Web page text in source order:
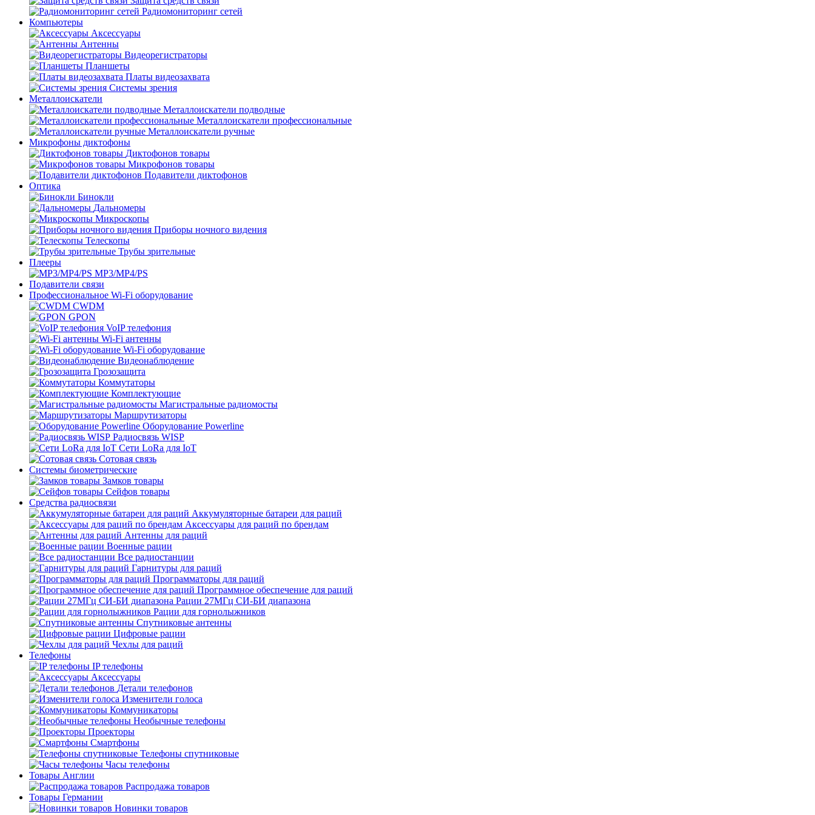
Радиомониторинг сетей
Компьютеры
Аксессуары
Антенны
Видеорегистраторы
Планшеты
Платы видеозахвата
Системы зрения
Металлоискатели
Металлоискатели подводные
Металлоискатели профессиональные
Металлоискатели ручные
Микрофоны диктофоны
Диктофонов товары
Микрофонов товары
Подавители диктофонов
Оптика
Бинокли
Дальномеры
Микроскопы
Приборы ночного видения
Телескопы
Трубы зрительные
Плееры
MP3/MP4/PS
Подавители связи
Профессиональное Wi-Fi оборудование
CWDM
GPON
VoIP телефония
Wi-Fi антенны
Wi-Fi оборудование
Видеонаблюдение
Грозозащита
Коммутаторы
Комплектующие
Магистральные радиомосты
Маршрутизаторы
Оборудование Powerline
Радиосвязь WISP
Сети LoRa для IoT
Сотовая связь
Системы биометрические
Замков товары
Сейфов товары
Средства радиосвязи
Аккумуляторные батареи для раций
Аксессуары для раций по брендам
Антенны для раций
Военные рации
Все радиостанции
Гарнитуры для раций
Программаторы для раций
Программное обеспечение для раций
Рации 27МГц СИ-БИ диапазона
Рации для горнолыжников
Спутниковые антенны
Цифровые рации
Чехлы для раций
Телефоны
IP телефоны
Аксессуары
Детали телефонов
Изменители голоса
Коммуникаторы
Необычные телефоны
Проекторы
Смартфоны
Телефоны спутниковые
Часы телефоны
Товары Англии
Распродажа товаров
Товары Германии
Новинки товаров